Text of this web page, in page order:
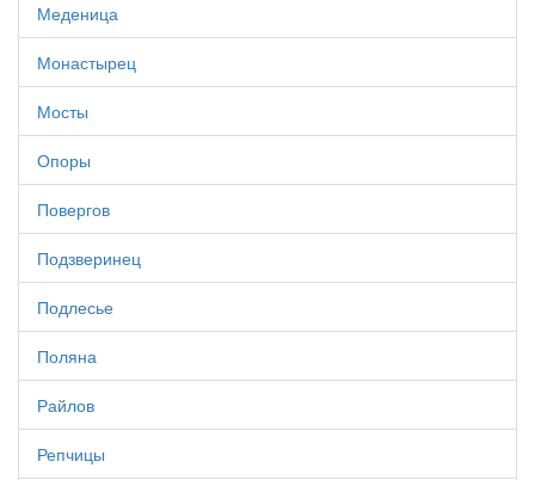
Меденица
Монастырец
Мосты
Опоры
Повергов
Подзверинец
Подлесье
Поляна
Райлов
Репчицы